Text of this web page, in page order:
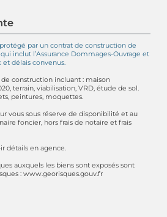
par un contrat de construction de
inclut l’Assurance Dommages-Ouvrage et
et délais convenus.
construction incluant : maison
terrain, viabilisation, VRD, étude de sol.
peintures, moquettes.
vous sous réserve de disponibilité et au
foncier, hors frais de notaire et frais
détails en agence.
auxquels les biens sont exposés sont
: www.georisques.gouv.fr